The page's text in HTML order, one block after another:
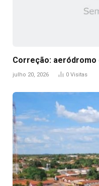
Correção: aeródromo
julho 20, 2026 0 Visitas